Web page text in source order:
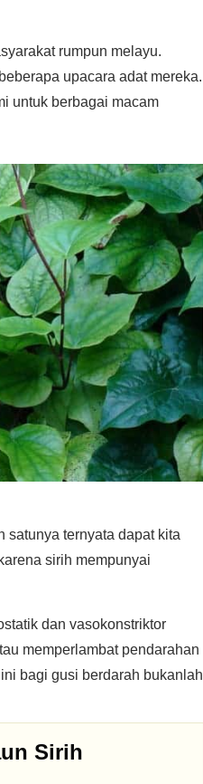
rumpun melayu.
upacara adat mereka.
untuk berbagai macam
satunya ternyata dapat kita
sirih mempunyai
dan vasokonstriktor
memperlambat pendarahan
bagi gusi berdarah bukanlah
Sirih